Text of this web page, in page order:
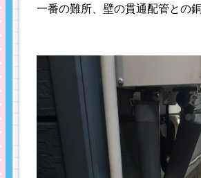
一番の難所、壁の貫通配管との銅